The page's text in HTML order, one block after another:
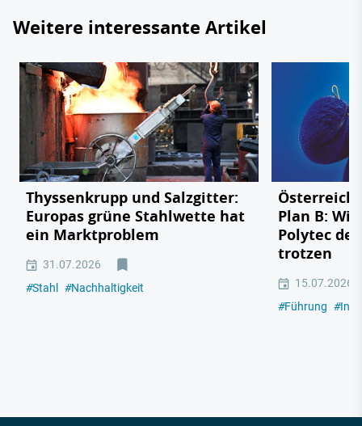
Weitere interessante Artikel
Thyssenkrupp und Salzgitter:
Europas grüne Stahlwette hat
ein Marktproblem
31.07.2026
#Stahl #Nachhaltigkeit
Plan B:
Polytec
trotzen
15.07.2026
#Führung #